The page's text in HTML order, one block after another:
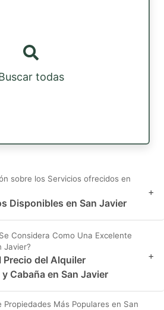
todas
sobre los Servicios ofrecidos en
Disponibles en San Javier
+
Considera Como Una Excelente
Javier?
Precio del Alquiler
Cabaña en San Javier
+
Más Populares en San